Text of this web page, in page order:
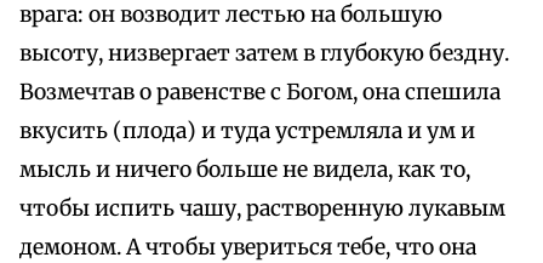
врага: он возводит лестью на большую
высоту, низвергает затем в глубокую бездну.
Возмечтав о равенстве с Богом, она спешила
вкусить (плода) и туда устремляла и ум и
мысль и ничего больше не видела, как то,
чтобы испить чашу, растворенную лукавым
демоном. А чтобы увериться тебе, что она